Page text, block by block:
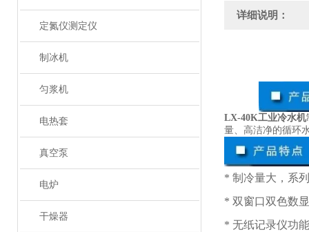
定氮仪测定仪
制冰机
匀浆机
电热套
真空泵
电炉
干燥器
详细说明：
LX-40K工业冷水机
量、高洁净的循环
* 制冷量大，系
* 双窗口双色数
* 无纸记录仪功